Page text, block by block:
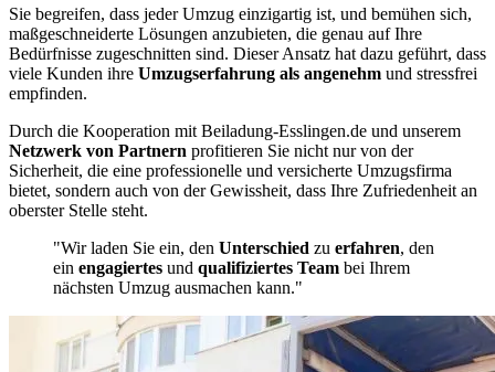
Sie begreifen, dass jeder Umzug einzigartig ist, und bemühen sich,
maßgeschneiderte Lösungen anzubieten, die genau auf Ihre
Bedürfnisse zugeschnitten sind. Dieser Ansatz hat dazu geführt, dass
viele Kunden ihre Umzugserfahrung als angenehm und stressfrei
empfinden.
Durch die Kooperation mit Beiladung-Esslingen.de und unserem
Netzwerk von Partnern profitieren Sie nicht nur von der
Sicherheit, die eine professionelle und versicherte Umzugsfirma
bietet, sondern auch von der Gewissheit, dass Ihre Zufriedenheit an
oberster Stelle steht.
"Wir laden Sie ein, den Unterschied zu erfahren, den
ein engagiertes und qualifiziertes Team bei Ihrem
nächsten Umzug ausmachen kann."